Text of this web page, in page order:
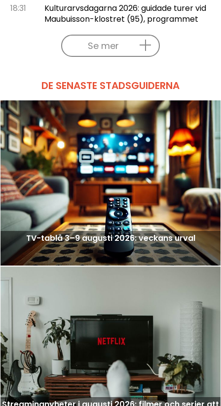
18:31
Kulturarvsdagarna 2026: guidade turer vid
Maubuisson-klostret (95), programmet
Se mer
DE SENASTE STADSGUIDERNA
TV-tablå 3–9 augusti 2026: veckans urval